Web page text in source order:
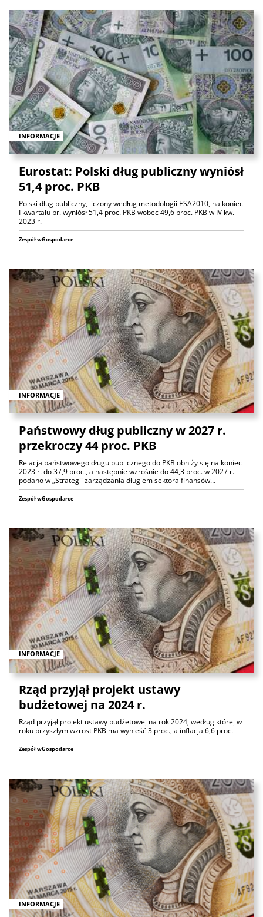
INFORMACJE
Eurostat: Polski dług publiczny wyniósł
51,4 proc. PKB
Polski dług publiczny, liczony według metodologii ESA2010, na koniec
I kwartału br. wyniósł 51,4 proc. PKB wobec 49,6 proc. PKB w IV kw.
2023 r.
Zespół wGospodarce
INFORMACJE
Państwowy dług publiczny w 2027 r.
przekroczy 44 proc. PKB
Relacja państwowego długu publicznego do PKB obniży się na koniec
2023 r. do 37,9 proc., a następnie wzrośnie do 44,3 proc. w 2027 r. –
podano w „Strategii zarządzania długiem sektora finansów…
Zespół wGospodarce
INFORMACJE
Rząd przyjął projekt ustawy
budżetowej na 2024 r.
Rząd przyjął projekt ustawy budżetowej na rok 2024, według której w
roku przyszłym wzrost PKB ma wynieść 3 proc., a inflacja 6,6 proc.
Zespół wGospodarce
INFORMACJE